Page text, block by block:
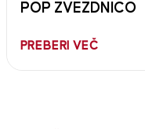
POP ZVEZDNICO
PREBERI VEČ